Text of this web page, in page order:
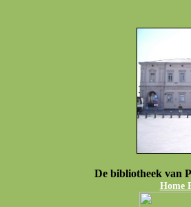
De bibliotheek van
Home